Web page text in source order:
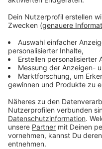
Lichtblicke entsteht.
Anzeige